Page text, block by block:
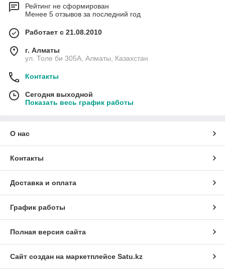
Рейтинг не сформирован
Менее 5 отзывов за последний год
Работает с 21.08.2010
г. Алматы
ул. Толе би 305А, Алматы, Казахстан
Контакты
Сегодня выходной
Показать весь график работы
О нас
Контакты
Доставка и оплата
График работы
Полная версия сайта
Сайт создан на маркетплейсе Satu.kz